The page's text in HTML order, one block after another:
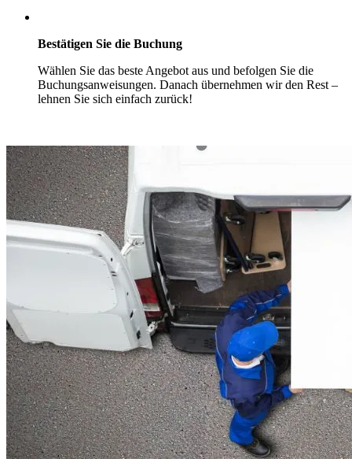
Bestätigen Sie die Buchung
Wählen Sie das beste Angebot aus und befolgen Sie die
Buchungsanweisungen. Danach übernehmen wir den Rest –
lehnen Sie sich einfach zurück!